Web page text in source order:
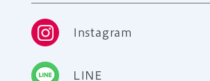
Instagram
LINE